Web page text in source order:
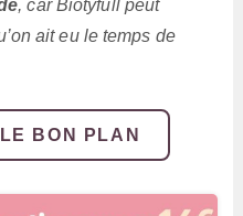
, car Biotyfull peut
ait eu le temps de
BON PLAN